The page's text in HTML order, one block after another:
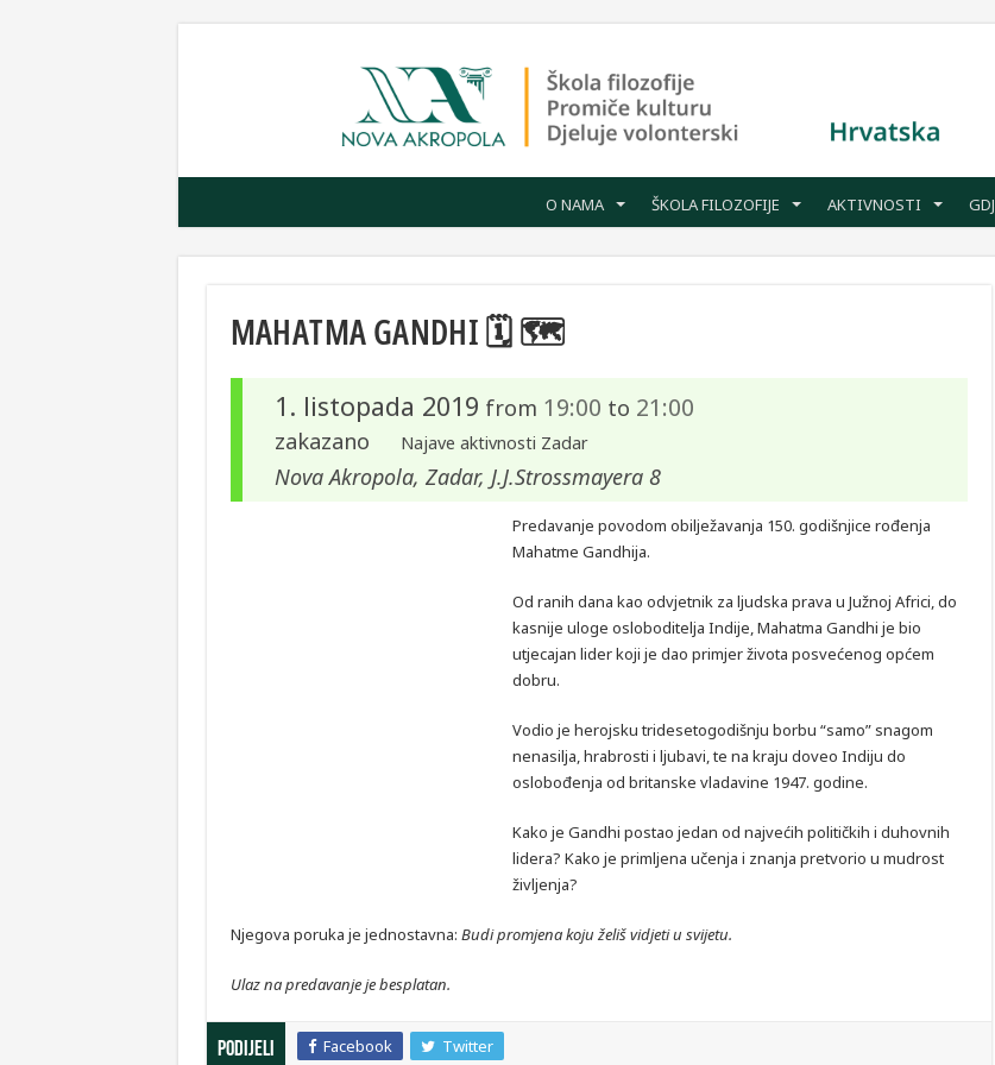
O NAMA ŠKOLA FILOZOFIJE AKTIVNOSTI
MAHATMA GANDHI 🗓 🗺
1. listopada 2019 from 19:00 to 21:00
zakazano Najave aktivnosti Zadar
Nova Akropola, Zadar, J.J.Strossmayera 8
Predavanje povodom obilježavanja 150. godišnjice rođenja
Mahatme Gandhija.
Od ranih dana kao odvjetnik za ljudska prava u Južnoj Africi, do
kasnije uloge osloboditelja Indije, Mahatma Gandhi je bio
utjecajan lider koji je dao primjer života posvećenog općem
dobru.
Vodio je herojsku tridesetogodišnju borbu “samo” snagom
nenasilja, hrabrosti i ljubavi, te na kraju doveo Indiju do
oslobođenja od britanske vladavine 1947. godine.
Kako je Gandhi postao jedan od najvećih političkih i duhovnih
lidera? Kako je primljena učenja i znanja pretvorio u mudrost
življenja?
Njegova poruka je jednostavna: Budi promjena koju želiš vidjeti u svijetu.
Ulaz na predavanje je besplatan.
Podijeli Facebook Twitter